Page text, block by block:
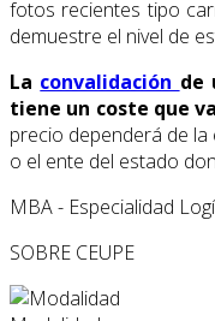
fotos recientes tipo
demuestre el nivel de
La convalidación de
tiene un coste que
precio dependerá de
o el ente del estado
MBA - Especialidad
SOBRE CEUPE